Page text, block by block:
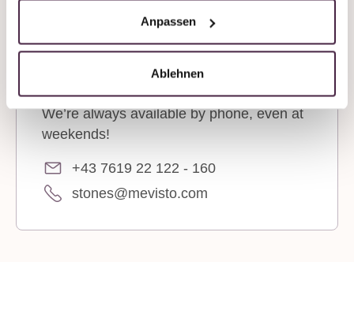
Anpassen
Ablehnen
Do you need support or
We’re always available by phone, even at
weekends!
+43 7619 22 122 - 160
stones@mevisto.com